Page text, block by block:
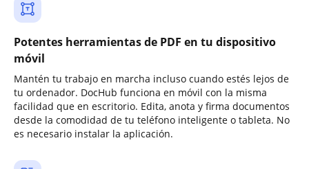
Potentes herramientas de PDF en tu dispositivo
móvil
Mantén tu trabajo en marcha incluso cuando estés lejos de
tu ordenador. DocHub funciona en móvil con la misma
facilidad que en escritorio. Edita, anota y firma documentos
desde la comodidad de tu teléfono inteligente o tableta. No
es necesario instalar la aplicación.